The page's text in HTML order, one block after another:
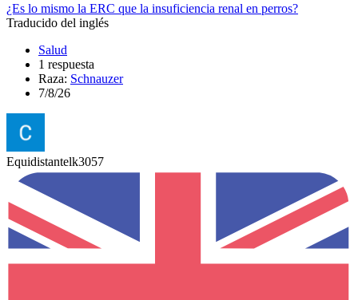
¿Es lo mismo la ERC que la insuficiencia renal en perros?
Traducido del inglés
Salud
1 respuesta
Raza: Schnauzer
7/8/26
Equidistantelk3057